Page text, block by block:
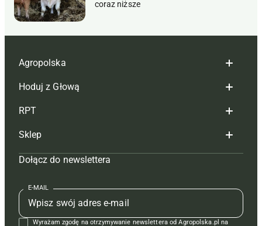
coraz niższe
Agropolska
Redakcja
Reklama
Tagi
Mapa serwisu
Kontakt
Regulamin
Hoduj z Głową
Hoduj z głową bydło
Hoduj z głową świnie
Prenumerata
Redakcja
Kontakt
RPT
Redakcja
Prenumerata
Reklama
Kontakt
Sklep
Czasopisma i prenumerata
Książki
Regulamin
Dołącz do newslettera
E-MAIL
Wyrażam zgodę na otrzymywanie newslettera od Agropolska.pl na